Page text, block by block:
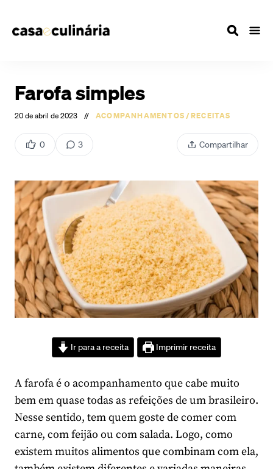
Farofa simples
20 de abril de 2023 // ACOMPANHAMENTOS/RECEITAS
0 3 Compartilhar
Ir para a receita Imprimir receita
A farofa é o acompanhamento que cabe muito
bem em quase todas as refeições de um brasileiro.
Nesse sentido, tem quem goste de comer com
carne, com feijão ou com salada. Logo, como
existem muitos alimentos que combinam com ela,